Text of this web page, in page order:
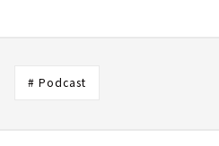
# Podcast